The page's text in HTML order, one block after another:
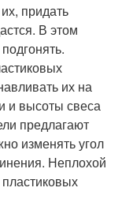
придать
В этом
их на
и высоты свеса
предлагают
изменять угол
Неплохой